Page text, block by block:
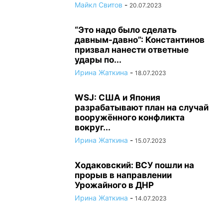
Майкл Свитов - 20.07.2023
“Это надо было сделать
давным-давно”: Константинов
призвал нанести ответные
удары по...
Ирина Жаткина - 18.07.2023
WSJ: США и Япония
разрабатывают план на случай
вооружённого конфликта
вокруг...
Ирина Жаткина - 15.07.2023
Ходаковский: ВСУ пошли на
прорыв в направлении
Урожайного в ДНР
Ирина Жаткина - 14.07.2023